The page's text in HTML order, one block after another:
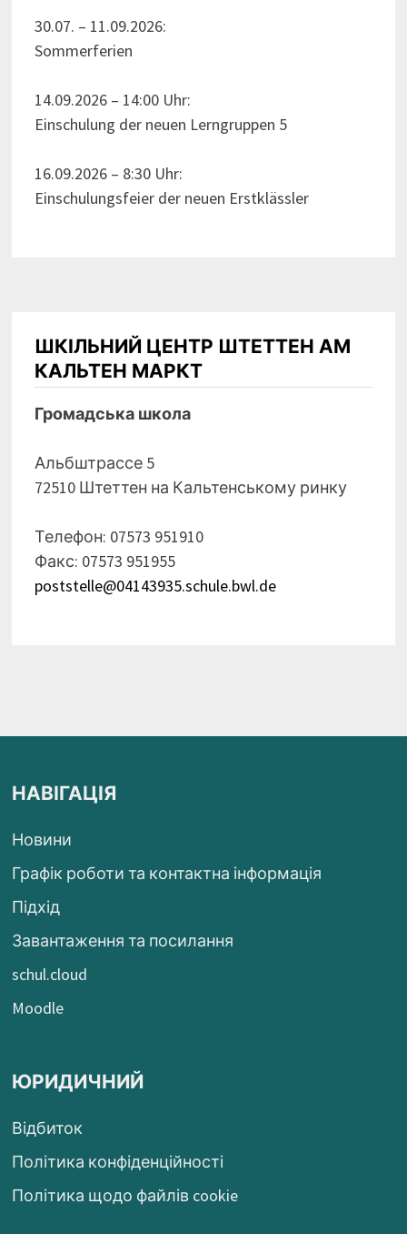
30.07. – 11.09.2026:
Sommerferien
14.09.2026 – 14:00 Uhr:
Einschulung der neuen Lerngruppen 5
16.09.2026 – 8:30 Uhr:
Einschulungsfeier der neuen Erstklässler
ШКІЛЬНИЙ ЦЕНТР ШТЕТТЕН АМ
КАЛЬТЕН МАРКТ
Громадська школа
Альбштрассе 5
72510 Штеттен на Кальтенському ринку
Телефон: 07573 951910
Факс: 07573 951955
poststelle@04143935.schule.bwl.de
НАВІГАЦІЯ
Новини
Графік роботи та контактна інформація
Підхід
Завантаження та посилання
schul.cloud
Moodle
ЮРИДИЧНИЙ
Відбиток
Політика конфіденційності
Політика щодо файлів cookie